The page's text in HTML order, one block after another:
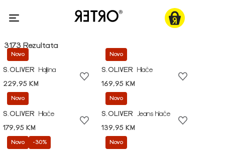
3173 Rezultata
Novo
S.OLIVER
Haljina
229,95 KM
Novo
S.OLIVER
Hlače
169,95 KM
Novo
S.OLIVER
Hlače
179,95 KM
Novo
S.OLIVER
Jeans hlače
139,95 KM
Novo -30% Novo